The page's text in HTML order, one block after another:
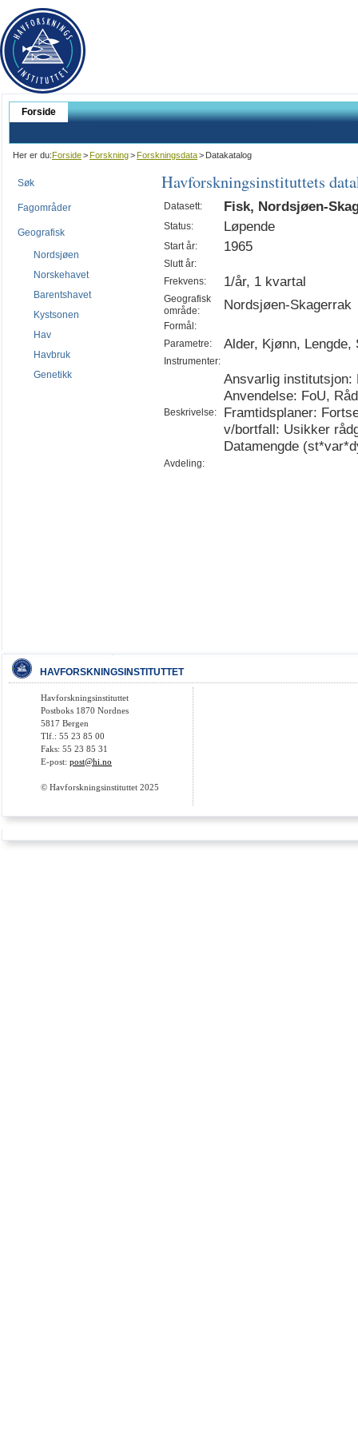
Forside
Her er du:Forside>Forskning>Forskningsdata> Datakatalog
Søk
Fagområder
Geografisk
Nordsjøen
Norskehavet
Barentshavet
Kystsonen
Hav
Havbruk
Genetikk
Havforskningsinstituttets
Datasett: Fisk, Nordsjøen-
Status: Løpende
Start år: 1965
Slutt år:
Frekvens:
1/år, 1 kvartal
Geografisk
område:
Nordsjøen-Skagerrak
Formål:
Parametre:
Alder, Kjønn, Lengde,
Instrumenter:
Beskrivelse:
Ansvarlig institutsjon:
Anvendelse: FoU,
Framtidsplaner:
v/bortfall: Usikker
Datamengde
Avdeling:
HAVFORSKNINGSINSTITUTTET
Havforskningsinstituttet
Postboks 1870 Nordnes
5817 Bergen
Tlf.: 55 23 85 00
Faks: 55 23 85 31
E-post: post@hi.no
© Havforskningsinstituttet 2025